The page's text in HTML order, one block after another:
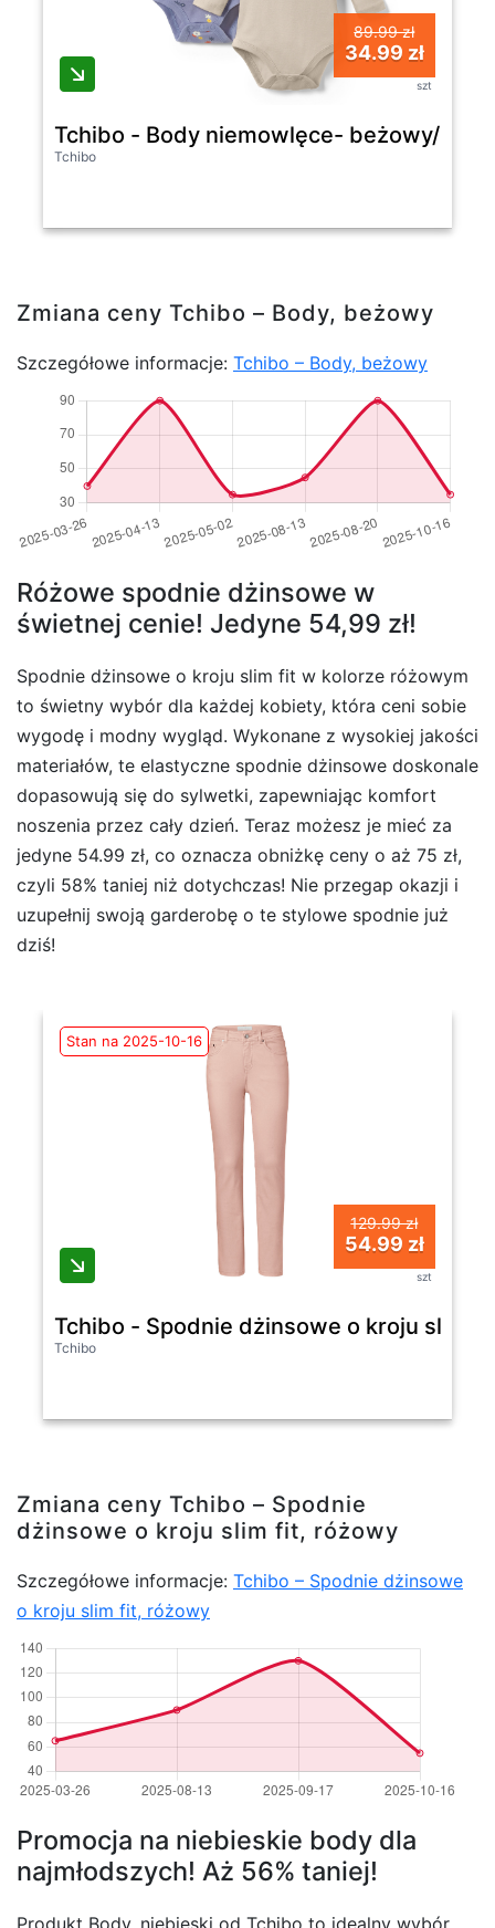
89.99 zł
34.99 zł
szt
Tchibo - Body niemowlęce- beżowy/z
Tchibo
Zmiana ceny Tchibo – Body, beżowy
Szczegółowe informacje: Tchibo – Body, beżowy
Różowe spodnie dżinsowe w
świetnej cenie! Jedyne 54,99 zł!
Spodnie dżinsowe o kroju slim fit w kolorze różowym
to świetny wybór dla każdej kobiety, która ceni sobie
wygodę i modny wygląd. Wykonane z wysokiej jakości
materiałów, te elastyczne spodnie dżinsowe doskonale
dopasowują się do sylwetki, zapewniając komfort
noszenia przez cały dzień. Teraz możesz je mieć za
jedyne 54.99 zł, co oznacza obniżkę ceny o aż 75 zł,
czyli 58% taniej niż dotychczas! Nie przegap okazji i
uzupełnij swoją garderobę o te stylowe spodnie już
dziś!
Stan na 2025-10-16
129.99 zł
54.99 zł
szt
Tchibo - Spodnie dżinsowe o kroju slim
Tchibo
Zmiana ceny Tchibo – Spodnie
dżinsowe o kroju slim fit, różowy
Szczegółowe informacje: Tchibo – Spodnie dżinsowe
o kroju slim fit, różowy
Promocja na niebieskie body dla
najmłodszych! Aż 56% taniej!
Produkt Body, niebieski od Tchibo to idealny wybór